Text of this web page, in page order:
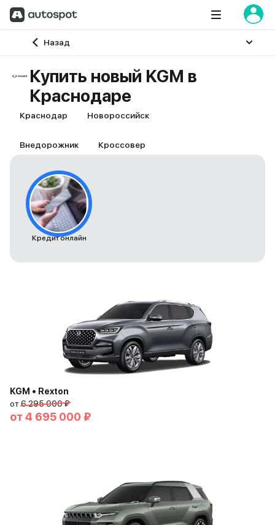
Назад
Главная
Купить новый KGM в
Краснодаре
Краснодар Новороссийск
Внедорожник Кроссовер
Кредит онлайн
KGM • Rexton
от6 295 000 ₽
от 4 695 000 ₽